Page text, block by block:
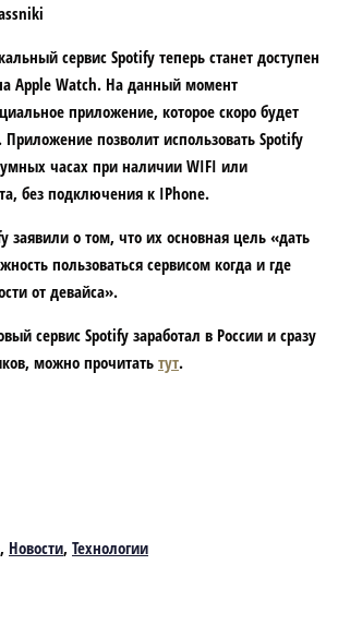
сервис Spotify теперь станет доступен
Apple Watch. На данный момент
приложение, которое скоро будет
Приложение позволит использовать Spotify
часах при наличии WIFI или
без подключения к IPhone.
заявили о том, что их основная цель «дать
пользоваться сервисом когда и где
от девайса».
сервис Spotify заработал в России и сразу
можно прочитать тут.
, Новости, Технологии